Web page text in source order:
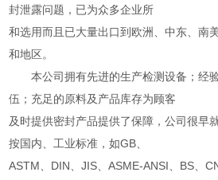
封泄露问题，已为众多企业所
和选用而且已大量出口到欧洲、中东、南
和地区。
本公司拥有先进的生产检测设备；经
伍；充足的原料及产品库存为顾客
及时提供密封产品提供了保障，公司很早
按国内、工业标准，如GB、
ASTM、DIN、JIS、ASME-ANSI、BS、